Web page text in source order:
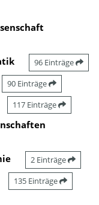
96 Einträge
90 Einträge
117 Einträge
2 Einträge
135 Einträge